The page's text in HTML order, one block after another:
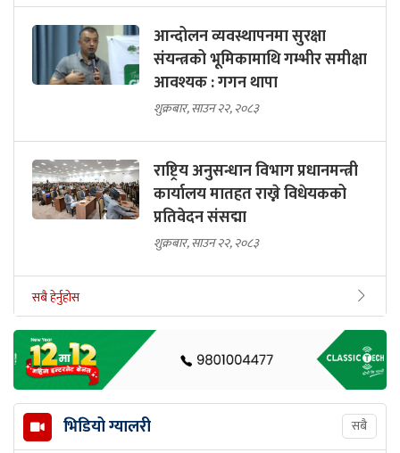
आन्दोलन व्यवस्थापनमा सुरक्षा
संयन्त्रको भूमिकामाथि गम्भीर समीक्षा
आवश्यक : गगन थापा
शुक्रबार, साउन २२, २०८३
राष्ट्रिय अनुसन्धान विभाग प्रधानमन्त्री
कार्यालय मातहत राख्ने विधेयकको
प्रतिवेदन संसद्मा
शुक्रबार, साउन २२, २०८३
सबै हेर्नुहोस
भिडियो ग्यालरी सबै